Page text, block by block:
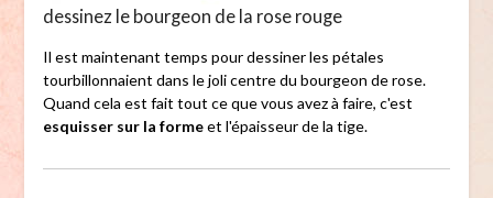
dessinez le bourgeon de la rose rouge
Il est maintenant temps pour dessiner les pétales
tourbillonnaient dans le joli centre du bourgeon de rose.
Quand cela est fait tout ce que vous avez à faire, c'est
esquisser sur la formeet l'épaisseur de la tige.